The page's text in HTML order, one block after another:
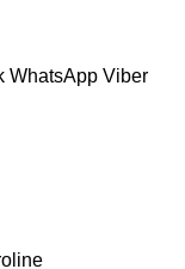
WhatsApp Viber